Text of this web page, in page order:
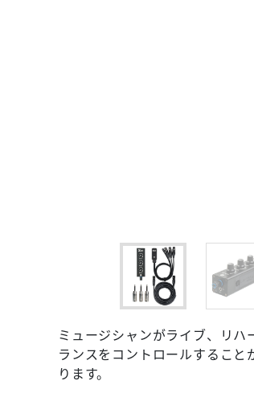
ミュージシャンがライブ、リ
ランスをコントロールするこ
ります。